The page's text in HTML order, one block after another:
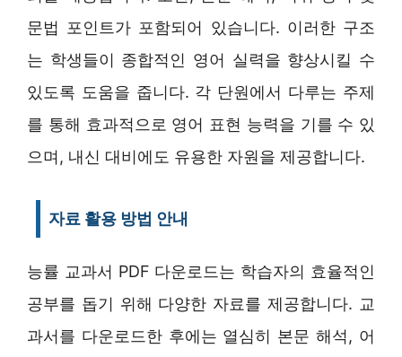
문법 포인트가 포함되어 있습니다. 이러한 구조
는 학생들이 종합적인 영어 실력을 향상시킬 수
있도록 도움을 줍니다. 각 단원에서 다루는 주제
를 통해 효과적으로 영어 표현 능력을 기를 수 있
으며, 내신 대비에도 유용한 자원을 제공합니다.
자료 활용 방법 안내
능률 교과서 PDF 다운로드는 학습자의 효율적인
공부를 돕기 위해 다양한 자료를 제공합니다. 교
과서를 다운로드한 후에는 열심히 본문 해석, 어